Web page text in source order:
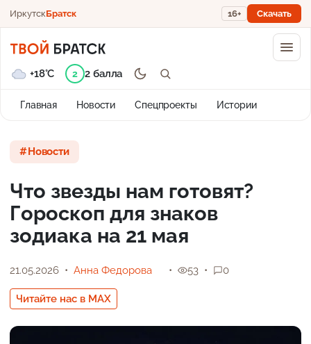
ИркутскБратск 16+ Скачать
Главная Новости Спецпроекты Истории
+18°C 2 2 балла
Новости
Что звезды нам готовят?
Гороскоп для знаков
зодиака на 21 мая
21.05.2026 Анна Федорова
Читайте нас в MAX
53 0